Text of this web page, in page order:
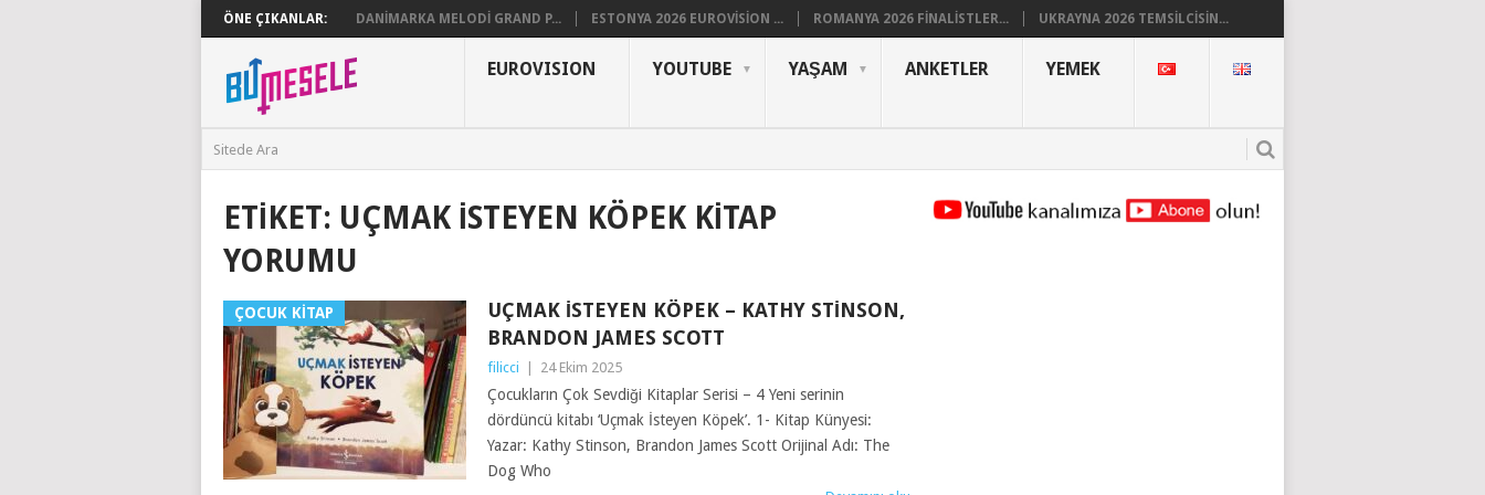
ÖNE ÇIKANLAR: DANIMARKA MELODI GRAND P... ESTONYA 2026 EUROVISION ... ROMANYA 2026 FINALISTLER... UKRAYNA 2026 TEMSILCISIN...
EUROVISION YOUTUBE YAŞAM ANKETLER YEMEK
ETIKET: UÇMAK İSTEYEN KÖPEK KITAP
YORUMU
ÇOCUK KITAP
UÇMAK İSTEYEN KÖPEK – KATHY STINSON,
BRANDON JAMES SCOTT
filicci 24 Ekim 2025
Çocukların Çok Sevdiği Kitaplar Serisi – 4 Yeni serinin
dördüncü kitabı ‘Uçmak İsteyen Köpek’. 1- Kitap Künyesi:
Yazar: Kathy Stinson, Brandon James Scott Orijinal Adı: The
Dog Who